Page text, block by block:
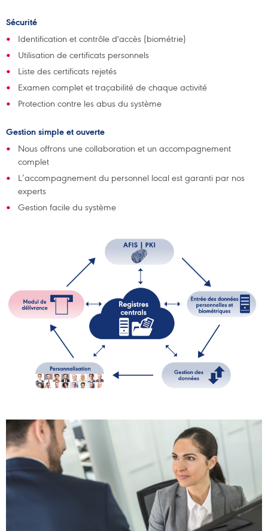
Sécurité
Identification et contrôle d'accès (biométrie)
Utilisation de certificats personnels
Liste des certificats rejetés
Examen complet et traçabilité de chaque activité
Protection contre les abus du système
Gestion simple et ouverte
Nous offrons une collaboration et un accompagnement
complet
L’accompagnement du personnel local est garanti par nos
experts
Gestion facile du système